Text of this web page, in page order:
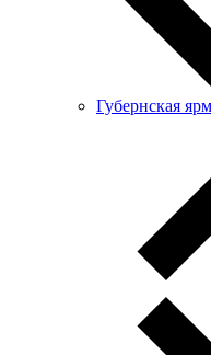
Губернская